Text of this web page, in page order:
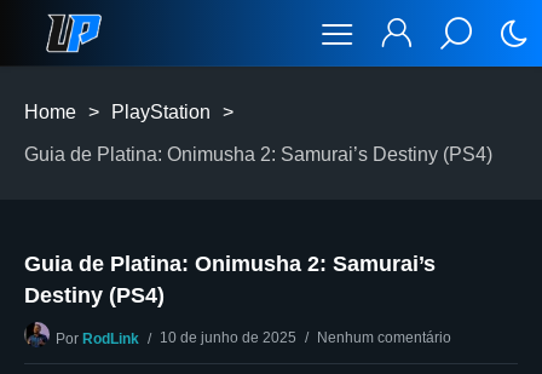
Home > PlayStation >
Guia de Platina: Onimusha 2: Samurai’s Destiny (PS4)
Guia de Platina: Onimusha 2: Samurai’s
Destiny (PS4)
Por RodLink 10 de junho de 2025 Nenhum comentário